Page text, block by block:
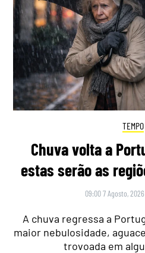
TEMPO
Chuva volta a
estas serão as
09:00 7 Agosto, 2026
A chuva regressa a
maior nebulosidade,
trovoada em